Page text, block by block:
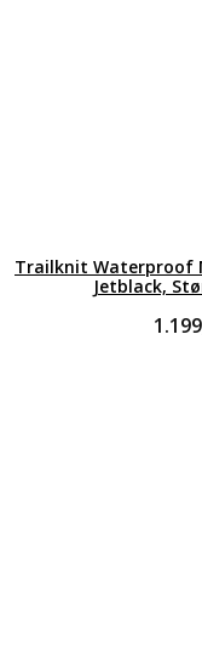
Trailknit Waterproof
Jetblack,